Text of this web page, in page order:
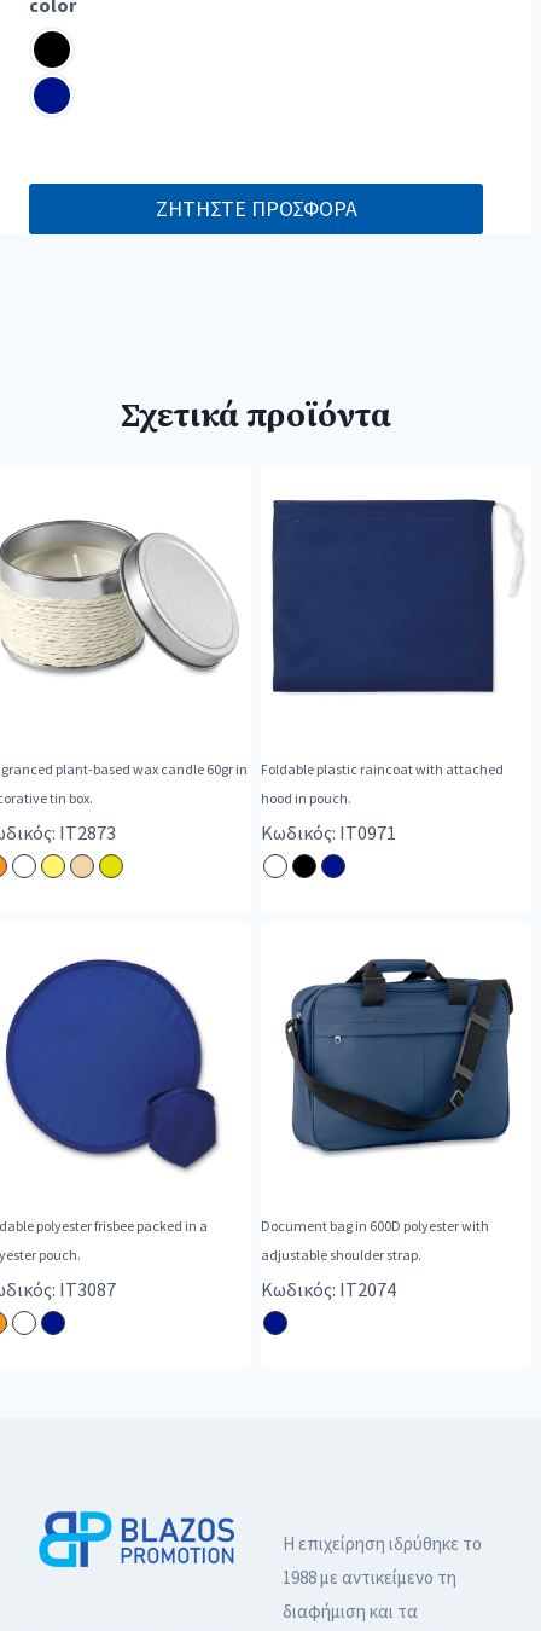
color
ΖΗΤΗΣΤΕ ΠΡΟΣΦΟΡΑ
Σχετικά προϊόντα
plant-based wax candle 60gr in
tin box.
IT2873
Foldable plastic raincoat with attached
hood in pouch.
Κωδικός: IT0971
polyester frisbee packed in a
pouch.
IT3087
Document bag in 600D polyester with
adjustable shoulder strap.
Κωδικός: IT2074
Η επιχείρηση ιδρύθηκε το
1988 με αντικείμενο τη
διαφήμιση και τα